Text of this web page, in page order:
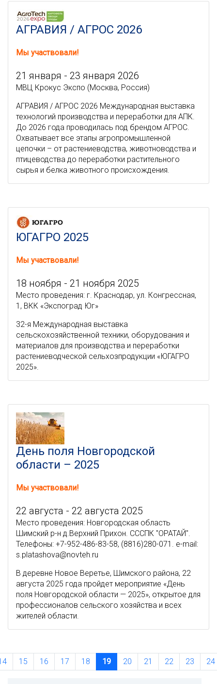
АГРАВИЯ / АГРОС 2026
Мы участвовали!
21 января - 23 января 2026
МВЦ Крокус Экспо (Москва, Россия)
АГРАВИЯ / АГРОС 2026 Международная выставка
технологий производства и переработки для АПК.
До 2026 года проводилась под брендом АГРОС.
Охватывает все этапы агропромышленной
цепочки – от растениеводства, животноводства и
птицеводства до переработки растительного
сырья и белка животного происхождения.
ЮГАГРО 2025
Мы участвовали!
18 ноября - 21 ноября 2025
Место проведения: г. Краснодар, ул. Конгрессная,
1, ВКК «Экспоград Юг»
32-я Международная выставка
сельскохозяйственной техники, оборудования и
материалов для производства и переработки
растениеводческой сельхозпродукции «ЮГАГРО
2025».
День поля Новгородской
области – 2025
Мы участвовали!
22 августа - 22 августа 2025
Место проведения: Новгородская область
Шимский р-н д.Верхний Прихон. СССПК "ОРАТАЙ".
Телефоны: +7-952-486-83-58, (8816)280-071. e-mail:
s.platashova@novteh.ru
В деревне Новое Веретье, Шимского района, 22
августа 2025 года пройдет мероприятие «День
поля Новгородской области — 2025», открытое для
профессионалов сельского хозяйства и всех
жителей области.
15 16 17 18 19 20 21 22 23 24